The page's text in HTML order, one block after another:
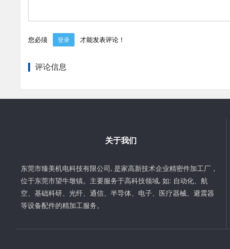
您必须 登录 才能发表评论！
评论信息
关于我们
东莞市臻美机电科技有限公司, 是家高新技术企业精密件加工厂，
位于东莞市望牛墩镇。主要服务于高科技领域, 如: 自动化、航
空、基础科研、光纤、通信、半导体、电子、医疗器械、避震器
等设备配件的精加工服务。